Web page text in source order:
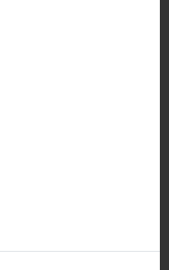
§
dem